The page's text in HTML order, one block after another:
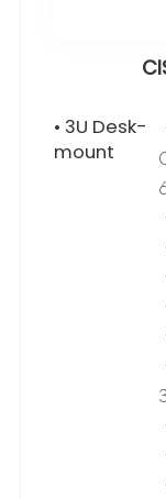
• 3U Desk-
mount